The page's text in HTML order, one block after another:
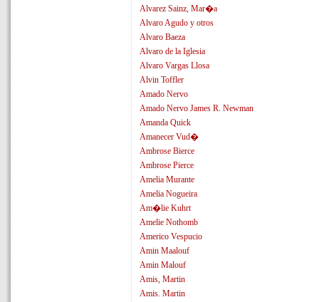
Alvarez Sainz, Mar�a
Alvaro Agudo y otros
Alvaro Baeza
Alvaro de la Iglesia
Alvaro Vargas Llosa
Alvin Toffler
Amado Nervo
Amado Nervo James R. Newman
Amanda Quick
Amanecer Vud�
Ambrose Bierce
Ambrose Pierce
Amelia Murante
Amelia Nogueira
Am�lie Kuhrt
Amelie Nothomb
Americo Vespucio
Amin Maalouf
Amin Malouf
Amis, Martin
Amis. Martin